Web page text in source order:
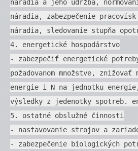
náradia a jeho údržba,
náradia, zabezpečenie pracovísk
náradia, sledovanie stupňa
4. energetické hospodárstvo
- zabezpečiť energetické
požadovanom množstve, znižovať
energie i N na jednotku
výsledky z jedenotky spotreb.
5. ostatné obslužné činnosti
- nastavovanie strojov a
- zabezpečenie biologických